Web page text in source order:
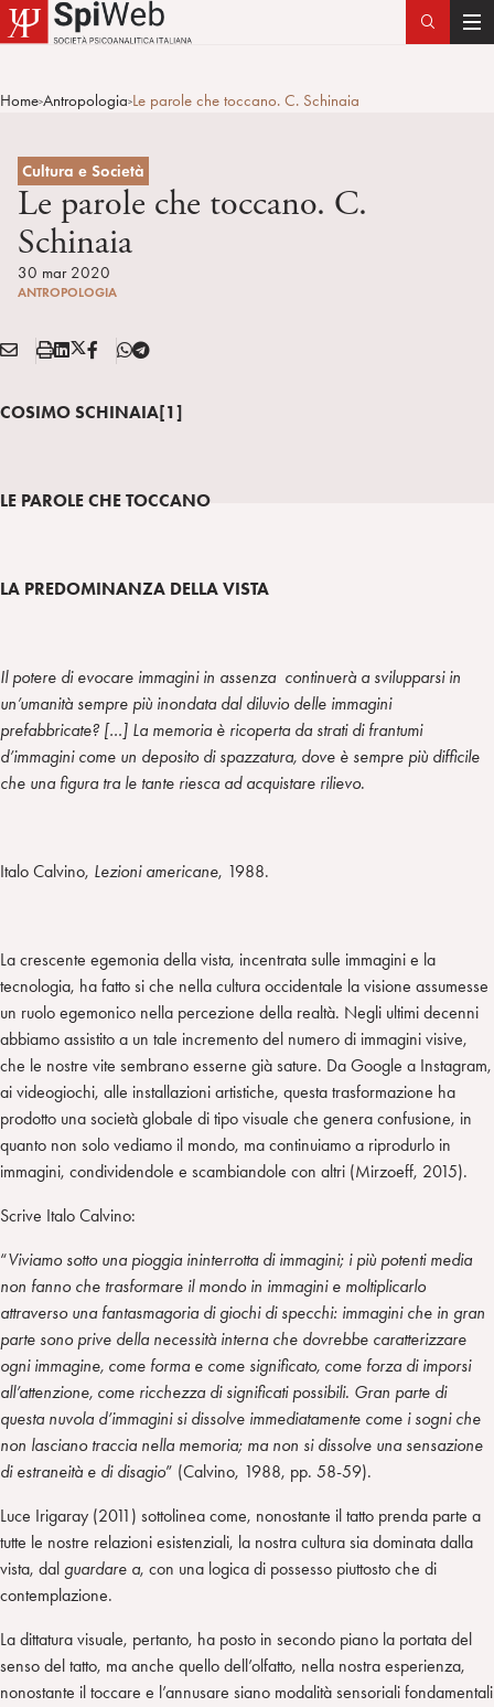
T
Home>Antropologia>Le parole che toccano. C. Schinaia
Cultura e Società
Le parole che toccano. C.
Schinaia
30 mar 2020
ANTROPOLOGIA
Condividi:
E
A
S
a
L
n
i
X
t
F
T
l
a
COSIMO SCHINAIA[1]
LE PAROLE CHE TOCCANO
LA PREDOMINANZA DELLA VISTA
Il potere di evocare immagini in assenza continuerà a svilupparsi in
un’umanità sempre più inondata dal diluvio delle immagini
prefabbricate? […] La memoria è ricoperta da strati di frantumi
d’immagini come un deposito di spazzatura, dove è sempre più difficile
che una figura tra le tante riesca ad acquistare rilievo.
Italo Calvino, Lezioni americane, 1988.
La crescente egemonia della vista, incentrata sulle immagini e la
tecnologia, ha fatto si che nella cultura occidentale la visione assumesse
un ruolo egemonico nella percezione della realtà. Negli ultimi decenni
abbiamo assistito a un tale incremento del numero di immagini visive,
che le nostre vite sembrano esserne già sature. Da Google a Instagram,
ai videogiochi, alle installazioni artistiche, questa trasformazione ha
prodotto una società globale di tipo visuale che genera confusione, in
quanto non solo vediamo il mondo, ma continuiamo a riprodurlo in
immagini, condividendole e scambiandole con altri (Mirzoeff, 2015).
Scrive Italo Calvino:
“Viviamo sotto una pioggia ininterrotta di immagini; i più potenti media
non fanno che trasformare il mondo in immagini e moltiplicarlo
attraverso una fantasmagoria di giochi di specchi: immagini che in gran
parte sono prive della necessità interna che dovrebbe caratterizzare
ogni immagine, come forma e come significato, come forza di imporsi
all’attenzione, come ricchezza di significati possibili. Gran parte di
questa nuvola d’immagini si dissolve immediatamente come i sogni che
non lasciano traccia nella memoria; ma non si dissolve una sensazione
di estraneità e di disagio” (Calvino, 1988, pp. 58-59).
Luce Irigaray (2011) sottolinea come, nonostante il tatto prenda parte a
tutte le nostre relazioni esistenziali, la nostra cultura sia dominata dalla
vista, dal guardare a, con una logica di possesso piuttosto che di
contemplazione.
La dittatura visuale, pertanto, ha posto in secondo piano la portata del
senso del tatto, ma anche quello dell’olfatto, nella nostra esperienza,
nonostante il toccare e l’annusare siano modalità sensoriali fondamentali